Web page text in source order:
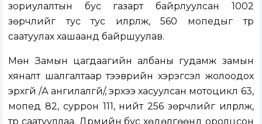
зориулалтын бус газарт байрлуулсан 1002
зөрчлийг тус тус илрүүлж, 560 мопедыг түр
саатуулах хашаанд байршуулав.
Мөн Замын цагдаагийн албаны гудамж замын
хяналт шалгалтаар тээврийн хэрэгсэл жолоодох
эрхгүй /А ангилалгүй/, эрхээ хасуулсан мотоцикл 63,
мопед 82, суррон 111, нийт 256 зөрчлийг илрүүлж,
түр саатууллаа. Дүрмийн бус хөдөлгөөнд оролцсон